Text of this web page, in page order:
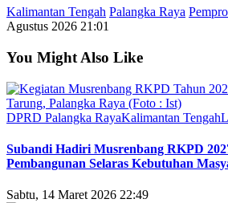
Kalimantan Tengah Palangka Raya
Agustus 2026 21:01
You Might Also Like
DPRD Palangka RayaKalimantan Tengah
Subandi Hadiri Musrenbang RKPD
Pembangunan Selaras Kebutuhan
Sabtu, 14 Maret 2026 22:49